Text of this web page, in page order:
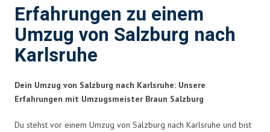
Erfahrungen zu einem
Umzug von Salzburg nach
Karlsruhe
Dein Umzug von Salzburg nach Karlsruhe: Unsere
Erfahrungen mit Umzugsmeister Braun Salzburg
Du stehst vor einem Umzug von Salzburg nach Karlsruhe und bist